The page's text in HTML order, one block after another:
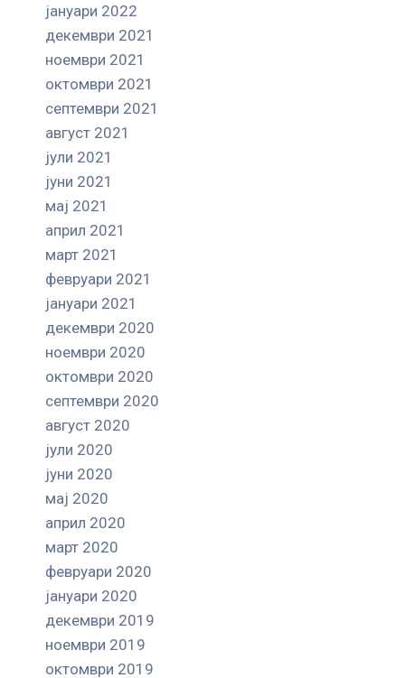
јануари 2022
декември 2021
ноември 2021
октомври 2021
септември 2021
август 2021
јули 2021
јуни 2021
мај 2021
април 2021
март 2021
февруари 2021
јануари 2021
декември 2020
ноември 2020
октомври 2020
септември 2020
август 2020
јули 2020
јуни 2020
мај 2020
април 2020
март 2020
февруари 2020
јануари 2020
декември 2019
ноември 2019
октомври 2019